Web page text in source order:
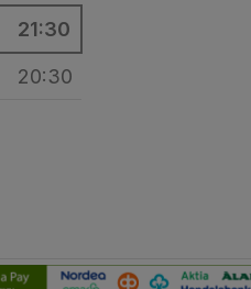
21:30
20:30